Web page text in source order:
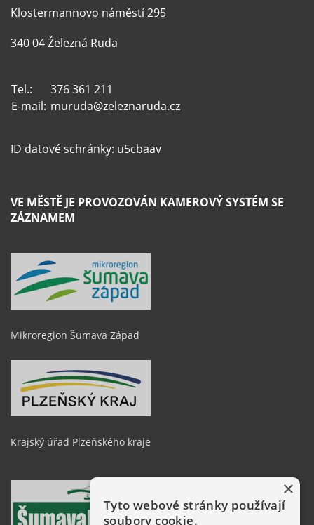
Klostermannovo náměstí 295
340 04 Železná Ruda
Tel.:
376 361 211
E-mail: muruda@zeleznaruda.cz
ID datové schránky: u5cbaav
VE MĚSTĚ JE PROVOZOVÁN KAMEROVÝ SYSTÉM SE
ZÁZNAMEM
Mikroregion Šumava Západ
Krajský úřad Plzeňského kraje
×
Tyto webové stránky používají
soubory cookie.